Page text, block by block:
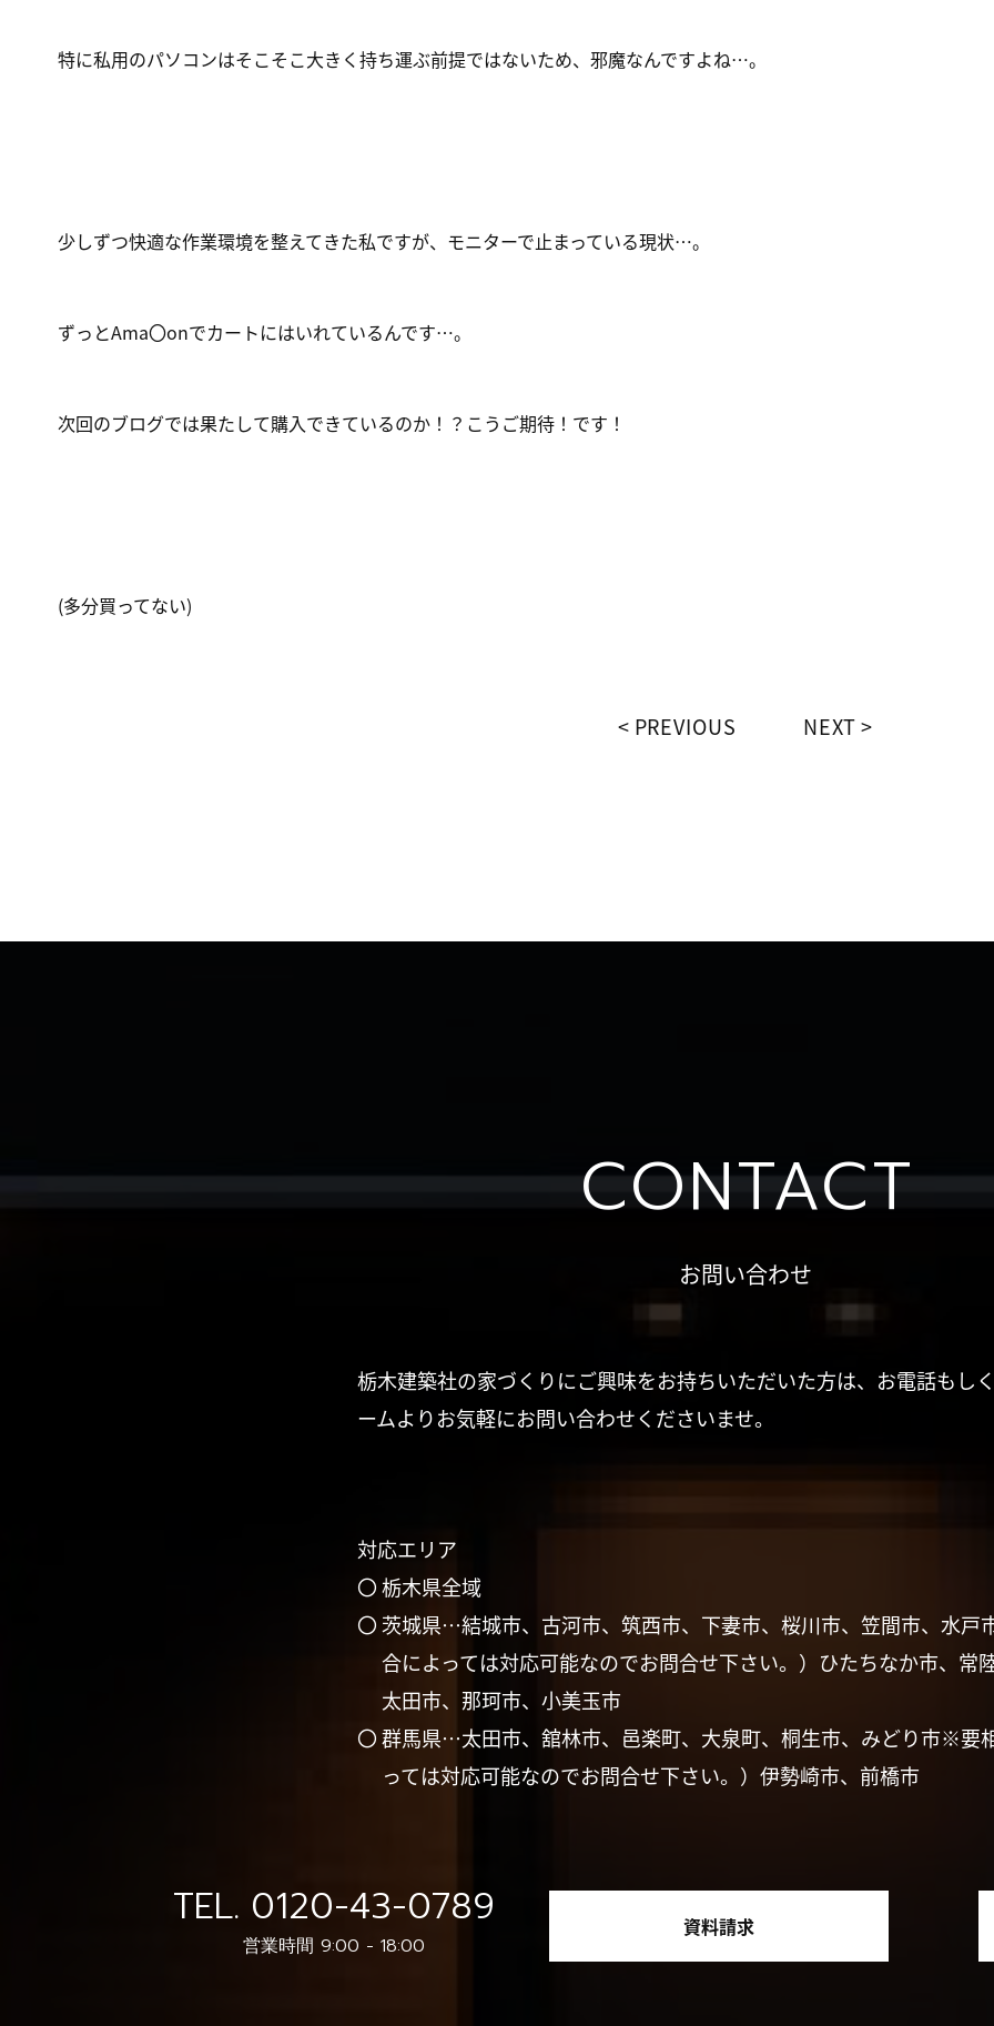
特に私用のパソコンはそこそこ大きく持ち運ぶ前提ではないため、邪魔なんですよね…。
少しずつ快適な作業環境を整えてきた私ですが、モニターで止まっている現状…。
ずっとAma〇onでカートにはいれているんです…。
次回のブログでは果たして購入できているのか！？こうご期待！です！
(多分買ってない)
PREVIOUS NEXT
CONTACT
お問い合わせ
栃木建築社の家づくりにご興味をお持ちいただいた方は、お電話もし
ームよりお気軽にお問い合わせくださいませ。
対応エリア
〇 栃木県全域
〇 茨城県…結城市、古河市、筑西市、下妻市、桜川市、笠間市、水
合によっては対応可能なのでお問合せ下さい。）ひたちなか市、常
太田市、那珂市、小美玉市
〇 群馬県…太田市、舘林市、邑楽町、大泉町、桐生市、みどり市※要
っては対応可能なのでお問合せ下さい。）伊勢崎市、前橋市
TEL. 0120-43-0789
営業時間 9:00 - 18:00
資料請求